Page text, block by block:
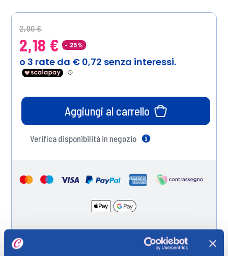
Price reduced from
2,90 €to
2,18 € - 25%
Aggiungi al carrello
Verifica disponibilità in negozio
Spedizione gratuita a partire da 49 €
Ritiro in negozio gratuito per i clienti registrati